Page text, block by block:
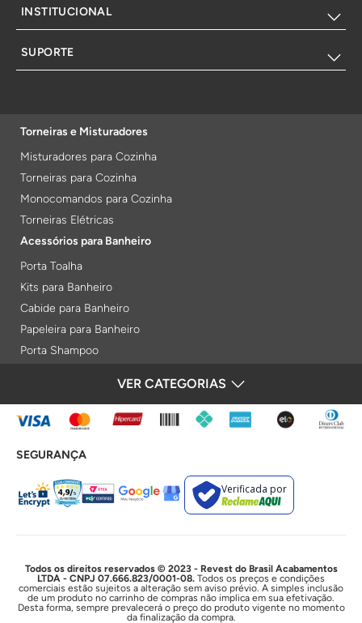
INSTITUCIONAL
SUPORTE
Torneiras e Misturadores
Misturadores para Cozinha
Torneiras para Cozinha
Monocomandos para Cozinha
Torneiras Elétricas
Acessórios para Banheiro
Porta Toalha
Kits para Banheiro
Cabide para Banheiro
Papeleira para Banheiro
Porta Shampoo
Porta Toalha Aquecido
Gabinetes para Banheiro
Lixeiras
Acabamentos e Registros
Bases de Registros
Duchas e Chuveiros
Chuveiros Elétricos
Chuveiros
VER CATEGORIAS
FORMAS DE PAGAMENTO
SEGURANÇA
Verificada por
Todos os direitos reservados © 2023 - Revest do Brasil Acabamentos
LTDA - CNPJ 07.666.823/0001-08. Todos os preços e condições
comerciais estão sujeitos a alteração sem aviso prévio. A simples inclusão
de um produto no carrinho de compras não implica em sua efetivação.
Desta forma, sempre prevalecerá o preço do produto vigente no momento
da finalização da compra.